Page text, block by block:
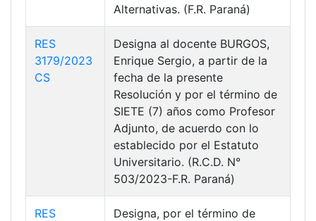
Alternativas. (F.R. Paraná)
RES
3179/2023
CS
Designa al docente BURGOS,
Enrique Sergio, a partir de la
fecha de la presente
Resolución y por el término de
SIETE (7) años como Profesor
Adjunto, de acuerdo con lo
establecido por el Estatuto
Universitario. (R.C.D. N°
503/2023-F.R. Paraná)
RES
Designa, por el término de